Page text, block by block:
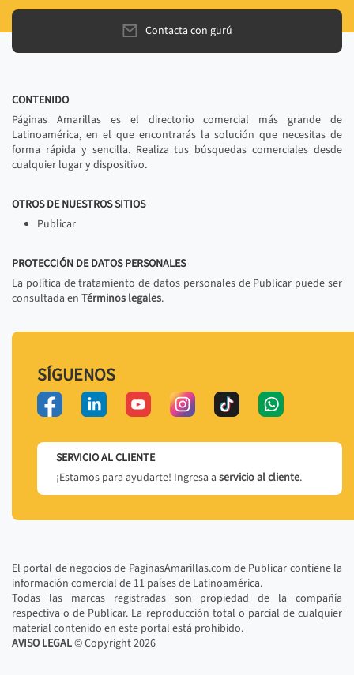
Contacta con gurú
CONTENIDO
Páginas Amarillas es el directorio comercial más grande de
Latinoamérica, en el que encontrarás la solución que necesitas de
forma rápida y sencilla. Realiza tus búsquedas comerciales desde
cualquier lugar y dispositivo.
OTROS DE NUESTROS SITIOS
Publicar
PROTECCIÓN DE DATOS PERSONALES
La política de tratamiento de datos personales de Publicar puede ser
consultada en Términos legales.
SÍGUENOS
SERVICIO AL CLIENTE
¡Estamos para ayudarte! Ingresa a servicio al cliente.
El portal de negocios de PaginasAmarillas.com de Publicar contiene la
información comercial de 11 países de Latinoamérica.
Todas las marcas registradas son propiedad de la compañía
respectiva o de Publicar. La reproducción total o parcial de cualquier
material contenido en este portal está prohibido.
AVISO LEGAL© Copyright2026